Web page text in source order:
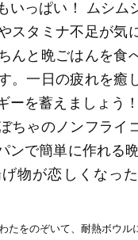
いっぱい！ ムシム
スタミナ不足が気
んと晩ごはんを食
。一日の疲れを癒
ーを蓄えましょう
ちゃのノンフライ
ンで簡単に作れる
物が恋しくなっ
たをのぞいて、耐熱ボウル